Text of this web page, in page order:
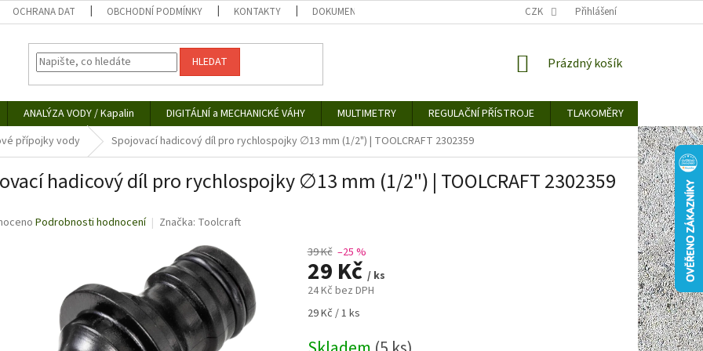
OCHRANA DAT OBCHODNÍ PODMÍNKY KONTAKTY DOKUMENTY KE STAŽENÍ CENY ZA DOPRAVU / ZPŮSOBY DORUČENÍ
CZK Přihlášení
HLEDAT
NÁKUPNÍ
Prázdný košík
ANALÝZA VODY / Kapalin DIGITÁLNÍ a MECHANICKÉ VÁHY MULTIMETRY REGULAČNÍ PŘÍSTROJE TLAKOMĚRY
přípojky vody Spojovací hadicový díl pro rychlospojky ∅13 mm (1/2") | TOOLCRAFT 2302359
hadicový díl pro rychlospojky ∅13 mm (1/2") | TOOLCRAFT 2302359
Podrobnosti hodnocení Značka: Toolcraft
39 Kč –25 %
29 Kč / ks
24 Kč bez DPH
Měrná
29 Kč / 1 ks